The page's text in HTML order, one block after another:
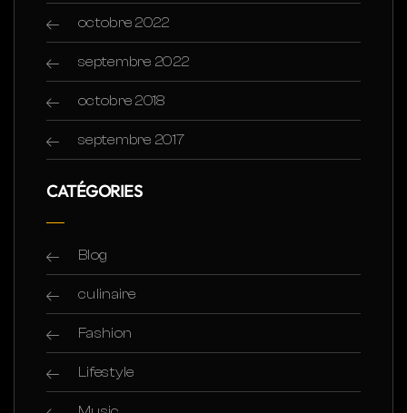
octobre 2022
septembre 2022
octobre 2018
septembre 2017
CATÉGORIES
Blog
culinaire
Fashion
Lifestyle